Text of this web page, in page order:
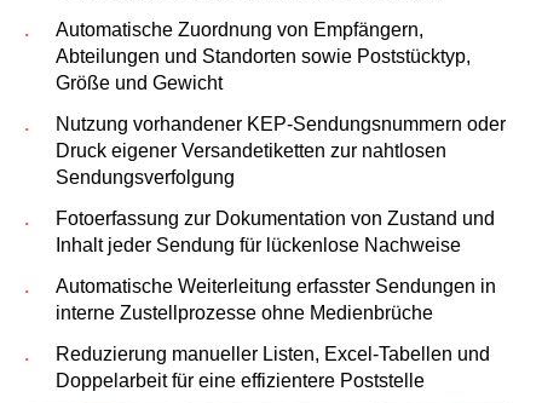
Automatische Zuordnung von Empfängern,
Abteilungen und Standorten sowie Poststücktyp,
Größe und Gewicht
Nutzung vorhandener KEP-Sendungsnummern oder
Druck eigener Versandetiketten zur nahtlosen
Sendungsverfolgung
Fotoerfassung zur Dokumentation von Zustand und
Inhalt jeder Sendung für lückenlose Nachweise
Automatische Weiterleitung erfasster Sendungen in
interne Zustellprozesse ohne Medienbrüche
Reduzierung manueller Listen, Excel-Tabellen und
Doppelarbeit für eine effizientere Poststelle